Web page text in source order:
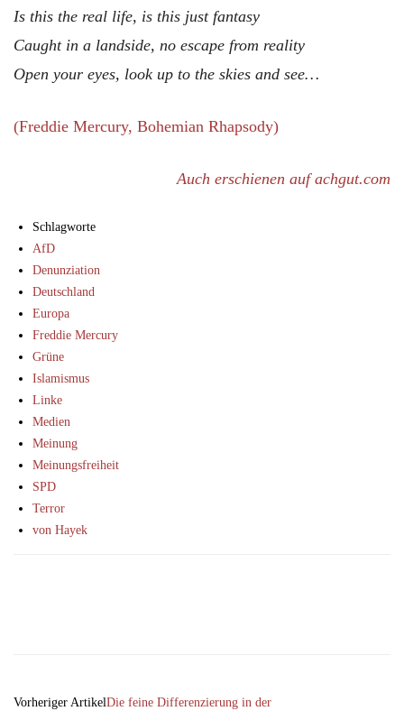
Is this the real life, is this just fantasy
Caught in a landside, no escape from reality
Open your eyes, look up to the skies and see…
(Freddie Mercury, Bohemian Rhapsody)
Auch erschienen auf achgut.com
Schlagworte
AfD
Denunziation
Deutschland
Europa
Freddie Mercury
Grüne
Islamismus
Linke
Medien
Meinung
Meinungsfreiheit
SPD
Terror
von Hayek
Vorheriger ArtikelDie feine Differenzierung in der